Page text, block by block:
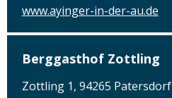
www.ayinger-in-der-au.de
Berggasthof Zottling
Zottling 1, 94265 Patersdorf